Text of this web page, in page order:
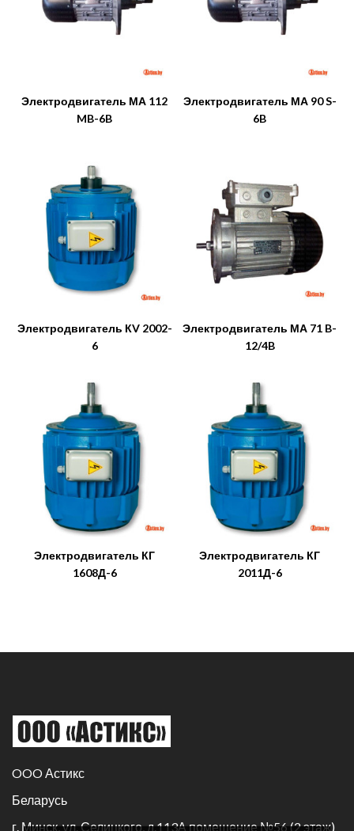
Электродвигатель МА 112
MB-6B
Электродвигатель МА 90 S-
6B
Электродвигатель КV 2002-
6
Электродвигатель МА 71 B-
12/4B
Электродвигатель КГ
1608Д-6
Электродвигатель КГ
2011Д-6
OOO Астикс
Беларусь
г. Минск, ул. Селицкого, д.113А помещение №56 (2 этаж)